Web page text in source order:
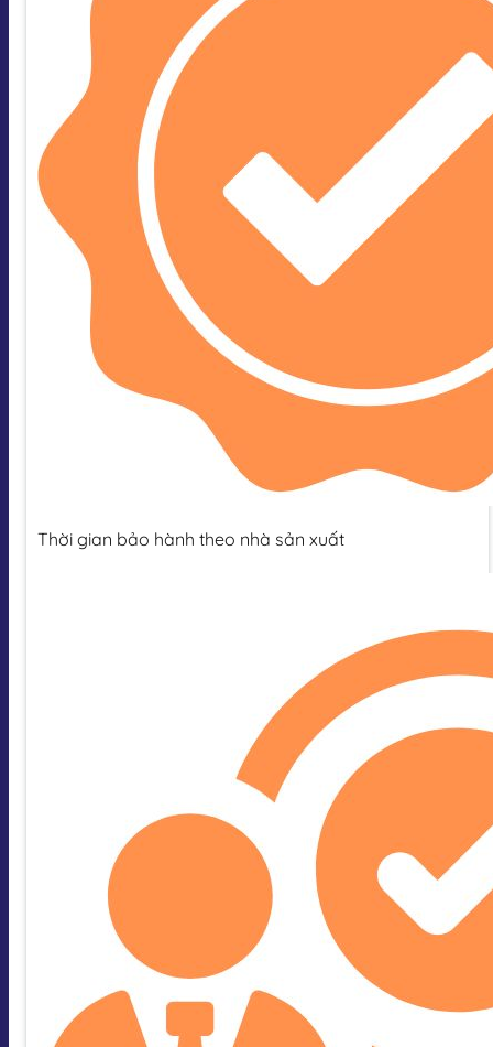
Thời gian bảo hành theo nhà sản xuất